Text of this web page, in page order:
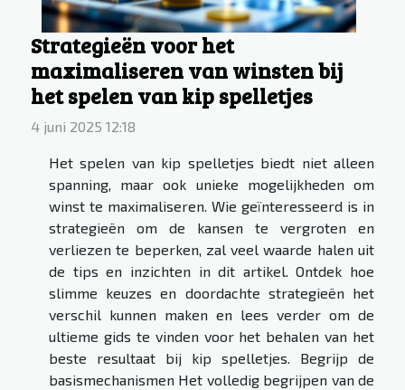
Strategieën voor het
maximaliseren van winsten bij
het spelen van kip spelletjes
4 juni 2025 12:18
Het spelen van kip spelletjes biedt niet alleen
spanning, maar ook unieke mogelijkheden om
winst te maximaliseren. Wie geïnteresseerd is in
strategieën om de kansen te vergroten en
verliezen te beperken, zal veel waarde halen uit
de tips en inzichten in dit artikel. Ontdek hoe
slimme keuzes en doordachte strategieën het
verschil kunnen maken en lees verder om de
ultieme gids te vinden voor het behalen van het
beste resultaat bij kip spelletjes. Begrijp de
basismechanismen Het volledig begrijpen van de